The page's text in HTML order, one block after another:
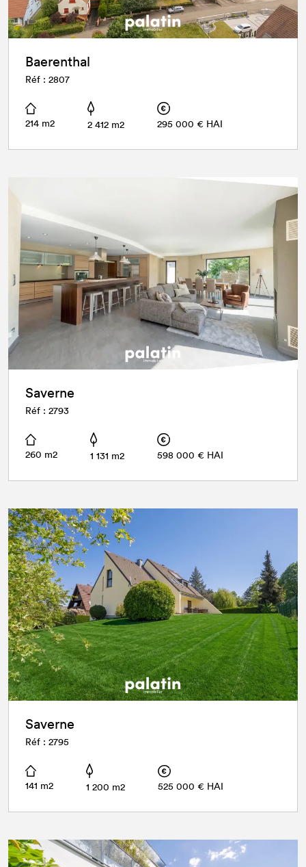
Baerenthal
Réf : 2807
214 m2 2 412 m2 295 000 € HAI
Saverne
Réf : 2793
260 m2 1 131 m2 598 000 € HAI
Saverne
Réf : 2795
141 m2 1 200 m2 525 000 € HAI